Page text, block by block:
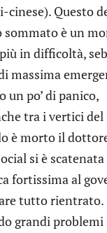
cinese). Questo
è un
in difficoltà,
massima
un po’ di panico,
tra i vertici
è morto il
si è
fortissima al
tutto
grandi problemi